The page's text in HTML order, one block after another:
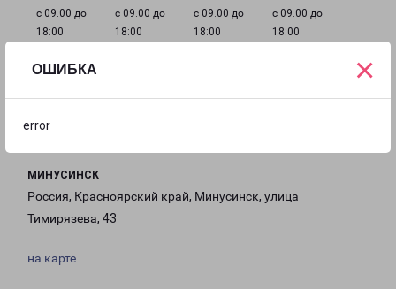
ОШИБКА
error
×
с 09:00 до
18:00
с 09:00 до
18:00
с 09:00 до
18:00
с 09:00 до
18:00
МИНУСИНСК
Россия, Красноярский край, Минусинск, улица
Тимирязева, 43
на карте